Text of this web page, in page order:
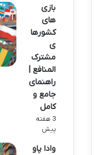
بازی
های
کشورها
ی
مشترک
المنافع |
راهنمای
جامع و
کامل
3 هفته
پیش
وادا پاو